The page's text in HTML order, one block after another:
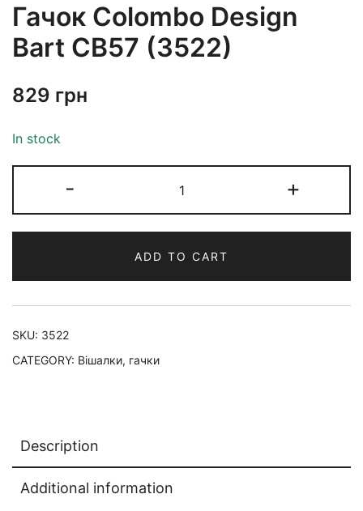
Гачок Colombo Design
Bart CB57 (3522)
829 грн
In stock
- +
ADD TO CART
SKU: 3522
CATEGORY: Вішалки, гачки
Description
Additional information